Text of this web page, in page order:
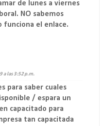
de lunes a viernes
NO sabemos
funciona el enlace.
a las 3:52 p.m.
para saber cuales
/ espara un
capacitado para
tan capacitada